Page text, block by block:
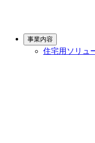
事業内容
住宅用ソリュ